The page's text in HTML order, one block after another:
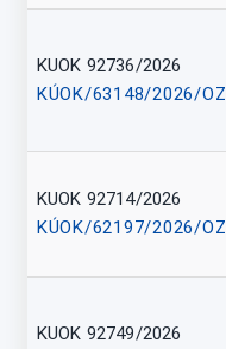
KUOK 92736/2026
KÚOK/63148/2026/
KUOK 92714/2026
KÚOK/62197/2026/
KUOK 92749/2026